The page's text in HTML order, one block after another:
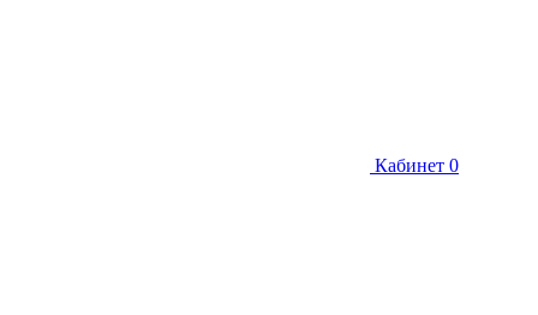
Кабинет 0